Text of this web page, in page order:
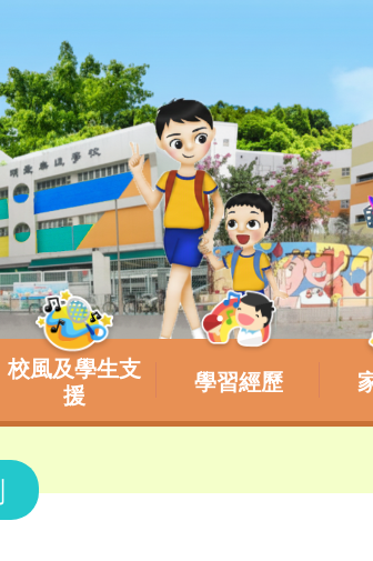
校風及學生支
援
學習經歷